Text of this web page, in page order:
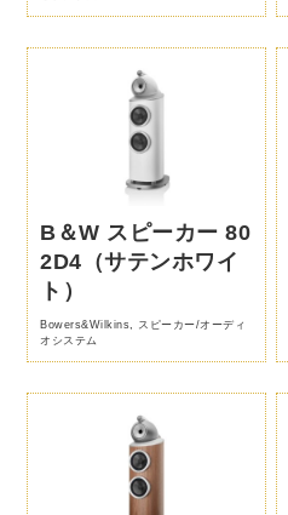
B＆W スピーカー 80
2D4（サテンホワイ
ト）
Bowers&Wilkins
スピーカー/オーディ
オシステム